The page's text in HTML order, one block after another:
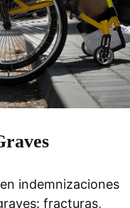
indemnizaciones
fracturas,